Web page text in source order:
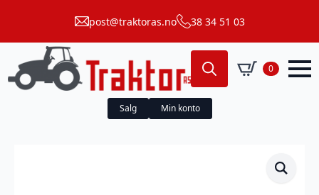
post@traktoras.no 38 34 51 03
Search
for:
0
Salg Min konto